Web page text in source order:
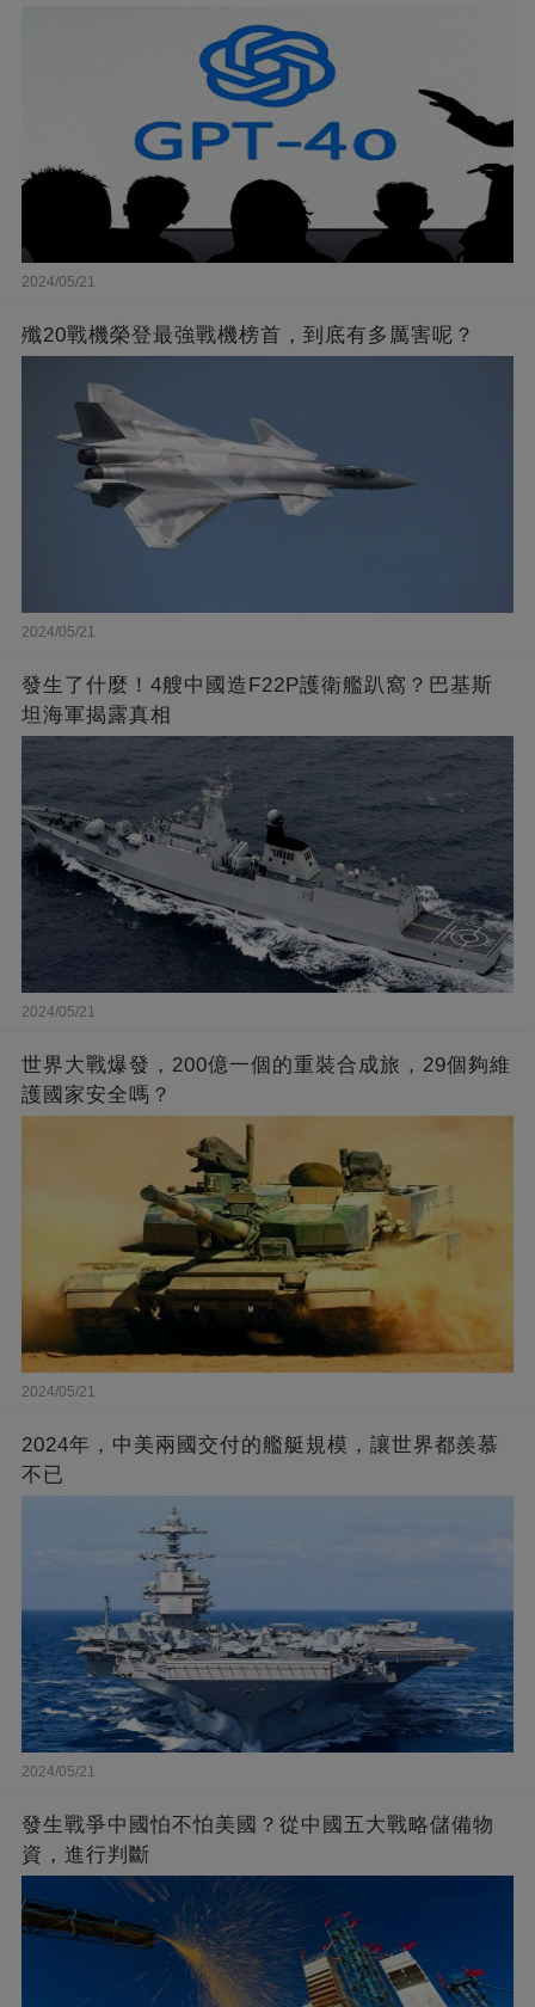
2024/05/21
殲20戰機榮登最強戰機榜首，到底有多厲害呢？
2024/05/21
發生了什麼！4艘中國造F22P護衛艦趴窩？巴基斯
坦海軍揭露真相
2024/05/21
世界大戰爆發，200億一個的重裝合成旅，29個夠維
護國家安全嗎？
2024/05/21
2024年，中美兩國交付的艦艇規模，讓世界都羨慕
不已
2024/05/21
發生戰爭中國怕不怕美國？從中國五大戰略儲備物
資，進行判斷